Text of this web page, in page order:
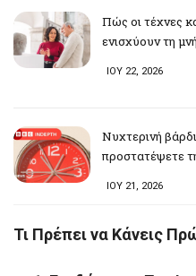
Πώς οι τέχνες
ενισχύουν τη
ΙΟΥ 22, 2026
Νυχτερινή
προστατέψετε
ΙΟΥ 21, 2026
Τι Πρέπει να Κάνεις